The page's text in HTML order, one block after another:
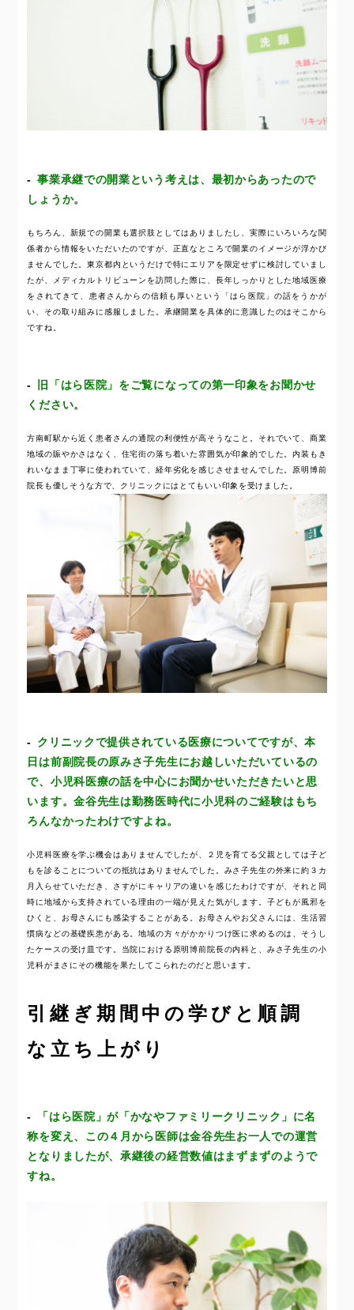
事業承継での開業という考えは、最初からあったので
しょうか。
もちろん、新規での開業も選択肢としてはありましたし、実際にいろいろな関
係者から情報をいただいたのですが、正直なところで開業のイメージが浮かび
ませんでした。東京都内というだけで特にエリアを限定せずに検討していまし
たが、メディカルトリビューンを訪問した際に、長年しっかりとした地域医療
をされてきて、患者さんからの信頼も厚いという「はら医院」の話をうかが
い、その取り組みに感服しました。承継開業を具体的に意識したのはそこから
ですね。
旧「はら医院」をご覧になっての第一印象をお聞かせ
ください。
方南町駅から近く患者さんの通院の利便性が高そうなこと。それでいて、商業
地域の賑やかさはなく、住宅街の落ち着いた雰囲気が印象的でした。内装もき
れいなまま丁寧に使われていて、経年劣化を感じさせませんでした。原明博前
院長も優しそうな方で、クリニックにはとてもいい印象を受けました。
クリニックで提供されている医療についてですが、本
日は前副院長の原みさ子先生にお越しいただいているの
で、小児科医療の話を中心にお聞かせいただきたいと思
います。金谷先生は勤務医時代に小児科のご経験はもち
ろんなかったわけですよね。
小児科医療を学ぶ機会はありませんでしたが、２児を育てる父親としては子ど
もを診ることについての抵抗はありませんでした。みさ子先生の外来に約３カ
月入らせていただき、さすがにキャリアの違いを感じたわけですが、それと同
時に地域から支持されている理由の一端が見えた気がします。子どもが風邪を
ひくと、お母さんにも感染することがある。お母さんやお父さんには、生活習
慣病などの基礎疾患がある。地域の方々がかかりつけ医に求めるのは、そうし
たケースの受け皿です。当院における原明博前院長の内科と、みさ子先生の小
児科がまさにその機能を果たしてこられたのだと思います。
引継ぎ期間中の学びと順調
な立ち上がり
「はら医院」が「かなやファミリークリニック」に名
称を変え、この４月から医師は金谷先生お一人での運営
となりましたが、承継後の経営数値はまずまずのようで
すね。